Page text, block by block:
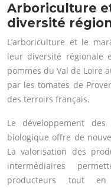
Arboriculture
diversité
L’arboriculture et le
leur diversité régionale
pommes du Val de Loire
par les tomates de
des terroirs français.
Le développement
biologique offre de
La valorisation des
intermédiaires
producteurs tout